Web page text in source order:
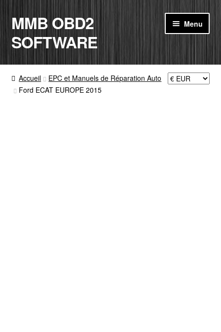
Aller
à
la
Aller
au
contenu
MMB OBD2
SOFTWARE
Menu
ACCUEIL
BOUTIQUE
Accueil
EPC et Manuels de Réparation Auto
Ford ECAT EUROPE 2015